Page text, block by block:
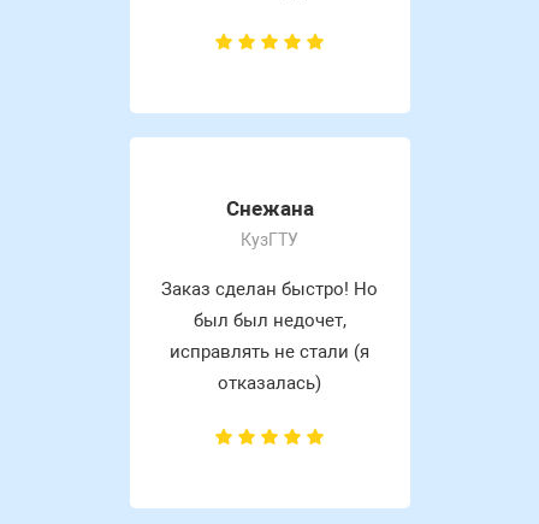
Снежана
КузГТУ
Заказ сделан быстро! Но
был был недочет,
исправлять не стали (я
отказалась)